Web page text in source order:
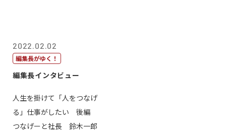
2022.02.02
編集長がゆく！
編集長インタビュー
人生を掛けて「人をつなげ
る」仕事がしたい 後編
つなげーと社長 鈴木一郎